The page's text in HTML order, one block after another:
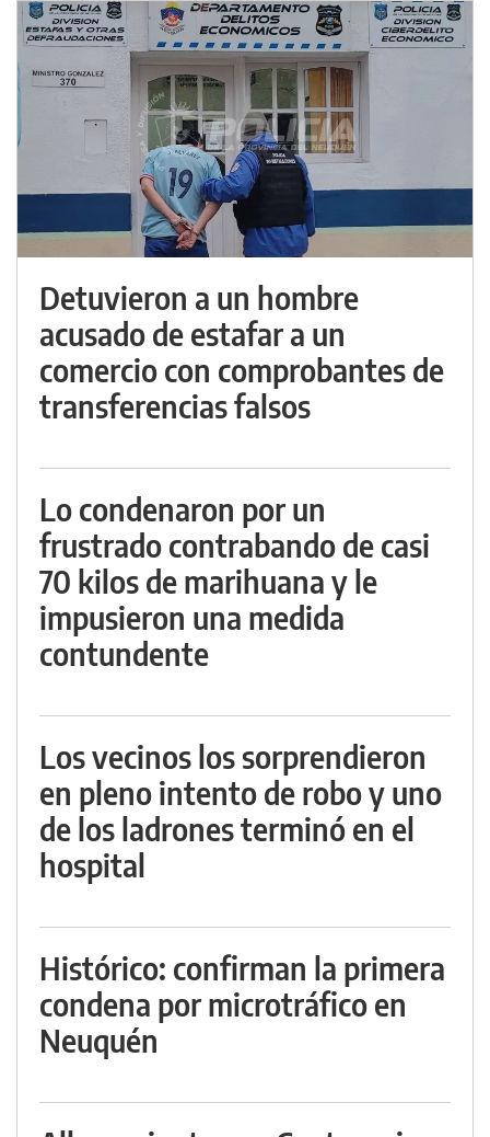
Detuvieron a un hombre
acusado de estafar a un
comercio con comprobantes de
transferencias falsos
Lo condenaron por un
frustrado contrabando de casi
70 kilos de marihuana y le
impusieron una medida
contundente
Los vecinos los sorprendieron
en pleno intento de robo y uno
de los ladrones terminó en el
hospital
Histórico: confirman la primera
condena por microtráfico en
Neuquén